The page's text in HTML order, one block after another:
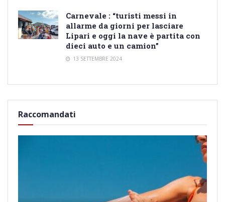
Carnevale : “turisti messi in
allarme da giorni per lasciare
Lipari e oggi la nave è partita con
dieci auto e un camion”
13 SETTEMBRE 2024
Raccomandati